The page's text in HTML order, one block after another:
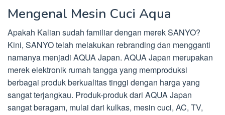
Mengenal Mesin Cuci Aqua
Apakah Kalian sudah familiar dengan merek SANYO?
Kini, SANYO telah melakukan rebranding dan mengganti
namanya menjadi AQUA Japan. AQUA Japan merupakan
merek elektronik rumah tangga yang memproduksi
berbagai produk berkualitas tinggi dengan harga yang
sangat terjangkau. Produk-produk dari AQUA Japan
sangat beragam, mulai dari kulkas, mesin cuci, AC, TV,